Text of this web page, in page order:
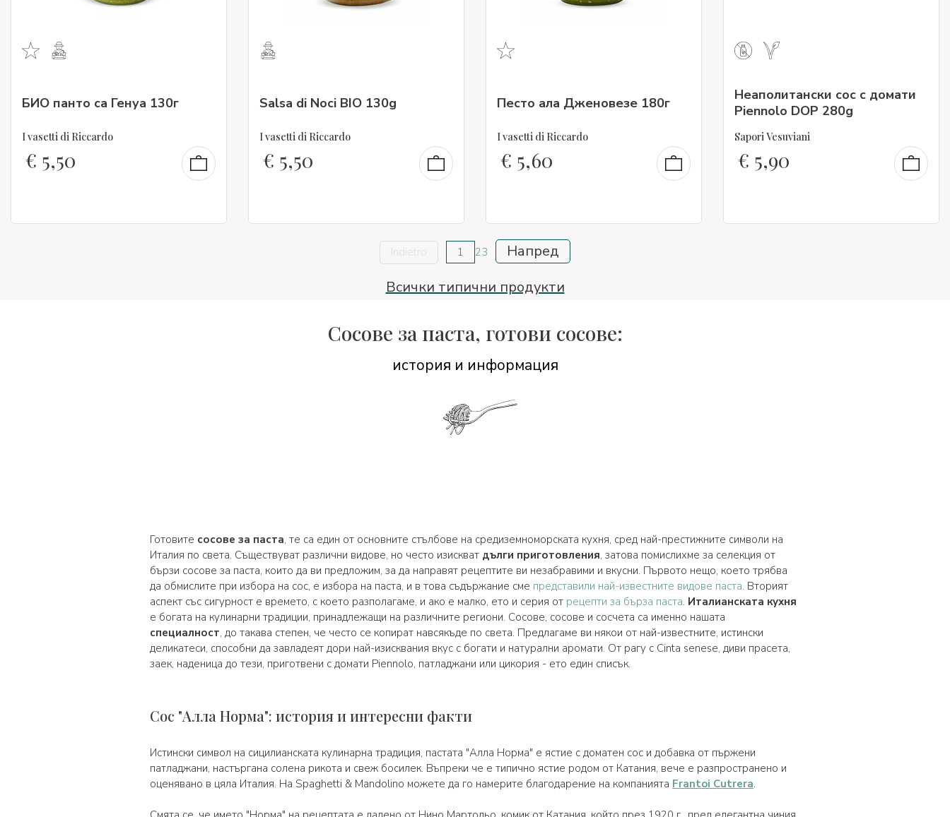
БИО панто са Генуа 130г
I vasetti di Riccardo
€ 5,50
Salsa di Noci BIO 130g
I vasetti di Riccardo
€ 5,50
Песто ала Дженовезе 180г
I vasetti di Riccardo
€ 5,60
Неаполитански сос с домати
Piennolo DOP 280g
Sapori Vesuviani
€ 5,90
Indietro 1 23
Напред
Всички типични продукти
Сосове за паста, готови сосове:
история и информация
Готовите сосове за паста, те са един от основните стълбове на средиземноморската кухня, сред най-престижните символи на
Италия по света. Съществуват различни видове, но често изискват дълги приготовления, затова помислихме за селекция от
бързи сосове за паста, които да ви предложим, за да направят рецептите ви незабравими и вкусни. Първото нещо, което трябва
да обмислите при избора на сос, е избора на паста, и в това съдържание сме представили най-известните видове паста. Вторият
аспект със сигурност е времето, с което разполагаме, и ако е малко, ето и серия от рецепти за бърза паста. Италианската кухня
е богата на кулинарни традиции, принадлежащи на различните региони. Сосове, сосове и сосчета са именно нашата
специалност, до такава степен, че често се копират навсякъде по света. Предлагаме ви някои от най-известните, истински
деликатеси, способни да завладеят дори най-изисквания вкус с богати и натурални аромати. От рагу с Cinta senese, диви прасета,
заек, наденица до тези, приготвени с домати Piennolo, патладжани или цикория - ето един списък.
Сос "Алла Норма": история и интересни факти
Истински символ на сицилианската кулинарна традиция, пастата "Алла Норма" е ястие с доматен сос и добавка от пържени
патладжани, настъргана солена рикота и свеж босилек. Въпреки че е типично ястие родом от Катания, вече е разпространено и
оценявано в цяла Италия. На Spaghetti & Mandolino можете да го намерите благодарение на компанията Frantoi Cutrera.